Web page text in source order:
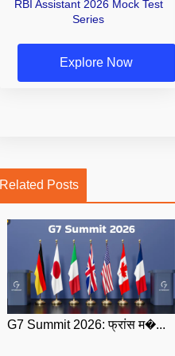
RBI Assistant 2026 Mock Test
Series
Explore Now
Related Posts
G7 Summit 2026: फ्रांस म�...